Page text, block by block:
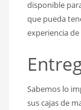
disponible
que pueda
experiencia
Sabemos lo
sus cajas de